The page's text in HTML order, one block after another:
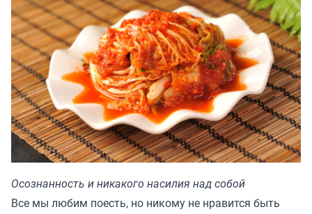
Осознанность и никакого насилия над собой
Все мы любим поесть, но никому не нравится быть